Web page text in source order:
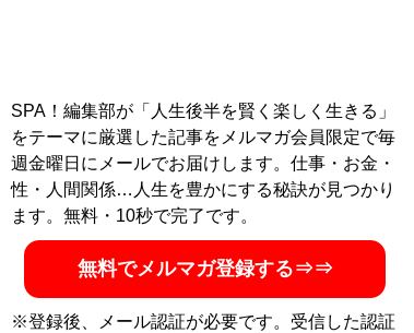
SPA！編集部が「人生後半を賢く楽しく生きる」
をテーマに厳選した記事をメルマガ会員限定で毎
週金曜日にメールでお届けします。仕事・お金・
性・人間関係…人生を豊かにする秘訣が見つかり
ます。無料・10秒で完了です。
無料でメルマガ登録する⇒⇒
※登録後、メール認証が必要です。受信した認証